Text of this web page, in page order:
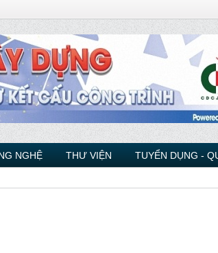
NGHỆ THƯ VIỆN TUYỂN DỤNG -